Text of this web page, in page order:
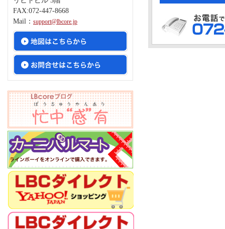
FAX:072-447-8668
Mail： support@lbcore.jp